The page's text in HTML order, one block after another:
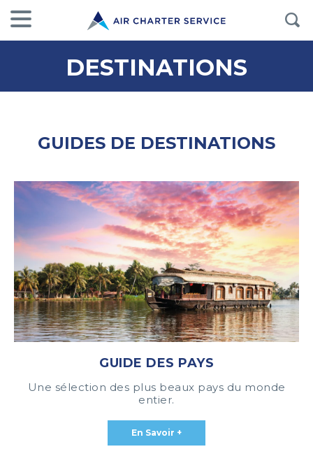
DESTINATIONS
GUIDES DE DESTINATIONS
GUIDE DES PAYS
Une sélection des plus beaux pays du monde
entier.
En Savoir +